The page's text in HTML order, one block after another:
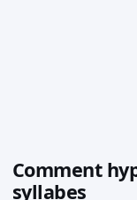
Comment
syllabes